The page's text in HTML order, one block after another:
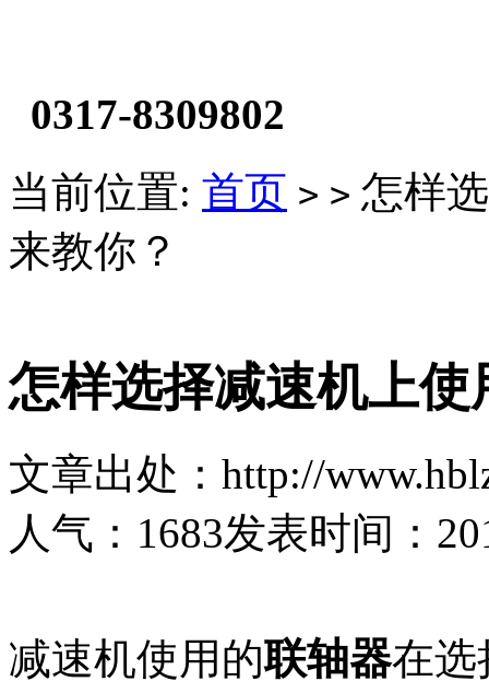
0317-8309802
当前位置: 首页 > > 怎样
来教你？
怎样选择减速机上
文章出处：http://
人气： 1683发表时间：
减速机使用的联轴器在选